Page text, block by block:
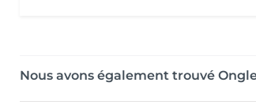
Nous avons également trouvé